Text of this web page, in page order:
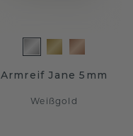
Armreif Jane 5mm
Weißgold